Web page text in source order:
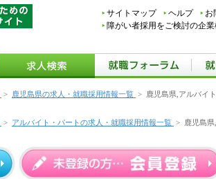
サイトマップ ヘルプ お
障がい者採用をご検討の企
> 鹿児島県の求人・就職採用情報一覧 >
鹿児島県,アルバイ
> アルバイト・パートの求人・就職採用情報一覧 >
鹿児島